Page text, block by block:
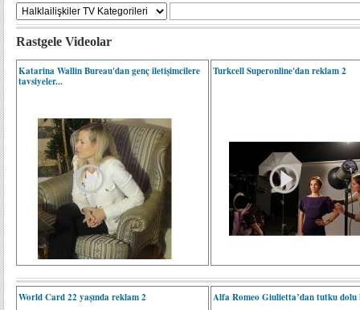
Rastgele Videolar
Katarina Wallin Bureau'dan genç iletişimcilere
tavsiyeler...
Turkcell Superonline'dan reklam 2
World Card 22 yaşında reklam 2 Alfa Romeo Giulietta’dan tutku